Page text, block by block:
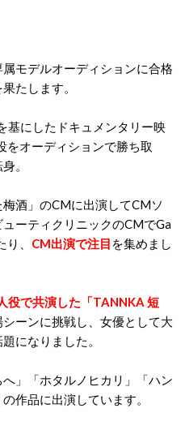
属モデルオーディションに合格
たします。
基にしたドキュメンタリー映
をオーディションで勝ち取
。
酒」のCMに出演してCMソ
ーティクリニックのCMでGa
、 CM出演で注目 を集めまし
役で共演した「TANNKA 短
ーンに挑戦し、女優として大
になりました。
」「ホタルノヒカリ」「ハン
作品に出演しています。